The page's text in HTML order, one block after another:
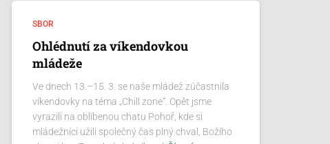
SBOR
Ohlédnutí za víkendovkou
mládeže
Ve dnech 13.–15. 3. se naše mládež zúčastnila
víkendovky na téma „Chill zone“. Opět jsme
vyrazili na oblíbenou chatu Pohoř, kde si
mládežníci užili společný čas plný chval, Božího